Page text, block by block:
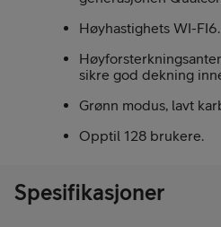
Høyhastighets WI-FI6.
sikre god dekning
Grønn modus, lavt
Opptil 128 brukere.
Spesifikasjoner